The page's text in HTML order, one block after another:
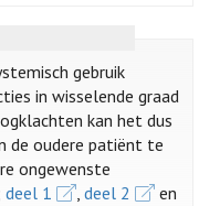
gebruik
in wisselende graad
kan het dus
de oudere patiënt te
ongewenste
deel 1 ,deel 2
en